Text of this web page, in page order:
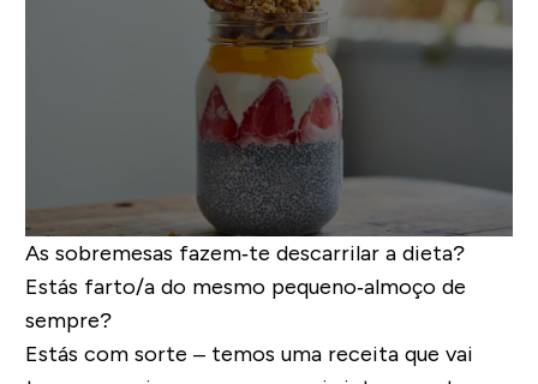
As sobremesas fazem‐te descarrilar a dieta?
Estás farto/a do mesmo pequeno‐almoço de
sempre?
Estás com sorte – temos uma receita que vai